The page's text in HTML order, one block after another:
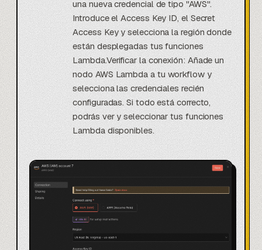
una nueva credencial de tipo "AWS".
Introduce el Access Key ID, el Secret
Access Key y selecciona la región donde
están desplegadas tus funciones
Lambda.Verificar la conexión: Añade un
nodo AWS Lambda a tu workflow y
selecciona las credenciales recién
configuradas. Si todo está correcto,
podrás ver y seleccionar tus funciones
Lambda disponibles.